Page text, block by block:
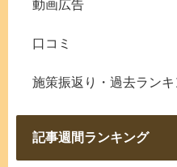
動画広告
口コミ
施策振返り・過去ラン
記事週間ランキング